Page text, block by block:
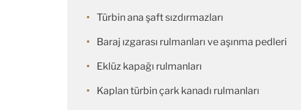
Türbin ana şaft sızdırmazları
Baraj ızgarası rulmanları ve aşınma pedleri
Eklüz kapağı rulmanları
Kaplan türbin çark kanadı rulmanları